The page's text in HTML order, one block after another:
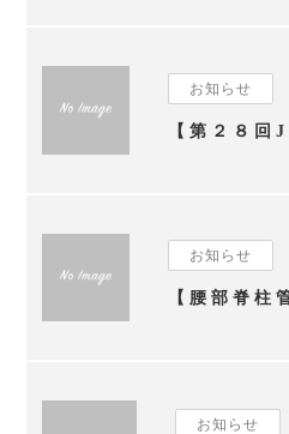
お知らせ
お知らせ
お知らせ